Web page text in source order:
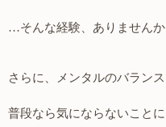
…そんな経験、ありませんか
さらに、メンタルのバラン
普段なら気にならないこと